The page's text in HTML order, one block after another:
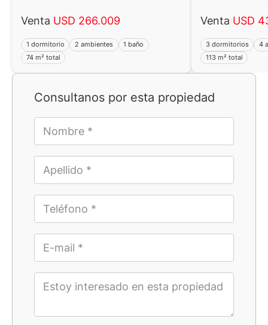
Consultanos por esta propiedad
Venta USD 266.009
1 dormitorio 2 ambientes
1 baño
74 m² total
Venta USD
3 dormitorios
4
113 m² total